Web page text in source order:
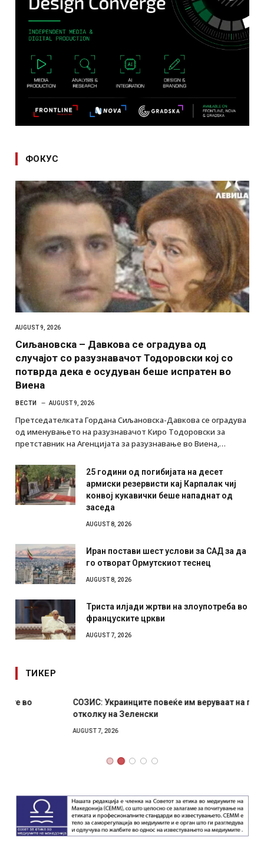
ФОКУС
AUGUST 9, 2026
Сиљановска – Давкова се оградува од
случајот со разузнавачот Тодоровски кој со
потврда дека е осудуван беше испратен во
Виена
ВЕСТИ AUGUST 9, 2026
Претседателката Гордана Сиљановска-Давкова се оградува
од именувањето на разузнавачот Киро Тодоровски за
претставник на Агенцијата за разузнавање во Виена,…
25 години од погибијата на десет
армиски резервисти кај Карпалак чиј
конвој кукавички беше нападнат од
заседа
AUGUST 8, 2026
Иран постави шест услови за САД за да
го отворат Ормутскиот теснец
AUGUST 8, 2026
Триста илјади жртви на злоупотреба во
француските цркви
AUGUST 7, 2026
ТИКЕР
СОЗИС: Украинците повеќе им веруваат на генералите
отколку на Зеленски